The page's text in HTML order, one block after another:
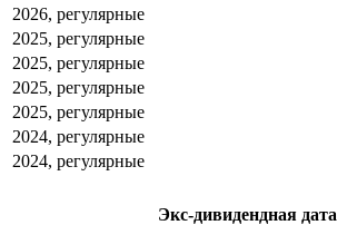
2026, регулярные
2025, регулярные
2025, регулярные
2025, регулярные
2025, регулярные
2024, регулярные
2024, регулярные
Экс-дивидендная дата